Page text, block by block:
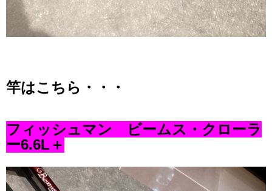
竿はこちら・・・
フィッシュマン ビームス・クローラ
ー6.6L＋